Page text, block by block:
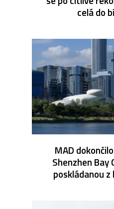
celá do
MAD
Shenzhen Bay
poskládanou